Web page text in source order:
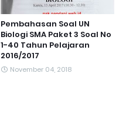
Pembahasan Soal UN
Biologi SMA Paket 3 Soal No
1-40 Tahun Pelajaran
2016/2017
November 04, 2018